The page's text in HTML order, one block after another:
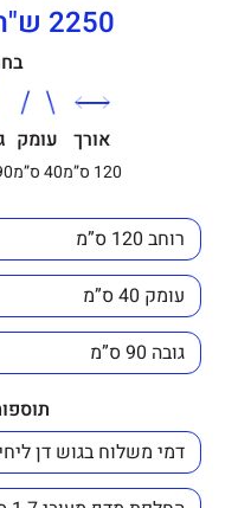
2250 ש"ח כולל מע"מ
אורך
120 ס”מ
עומק
40 ס”מ 90